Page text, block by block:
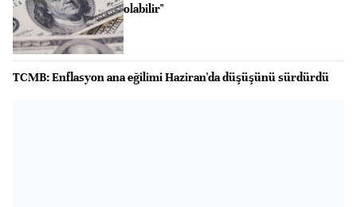
olabilir"
TCMB: Enflasyon ana eğilimi Haziran'da düşüşünü sürdürdü